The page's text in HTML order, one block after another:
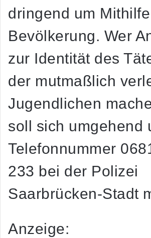
dringend um
Bevölkerung. Wer
zur Identität des
der mutmaßlich
Jugendlichen
soll sich umgehend
Telefonnummer
233 bei der Polizei
Saarbrücken-Stadt
Anzeige: